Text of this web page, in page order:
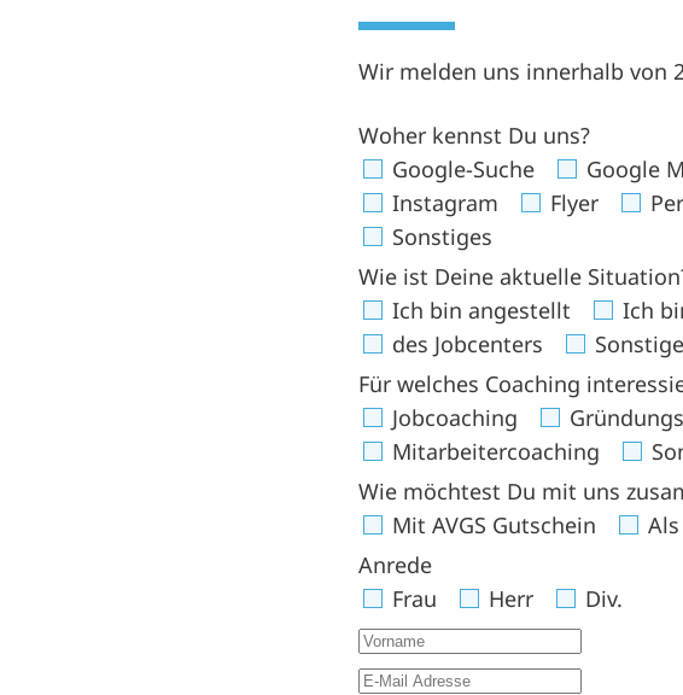
Wir melden uns innerhalb von
Woher kennst Du uns?
Google-Suche
Google
Instagram
Flyer
Sonstiges
Wie ist Deine aktuelle
Ich bin angestellt
Ich
des Jobcenters
Für welches Coaching
Jobcoaching
Mitarbeitercoaching
Wie möchtest Du mit uns
Mit AVGS Gutschein
Anrede
Frau
Herr
Div.
Vorname
E-Mail Adresse